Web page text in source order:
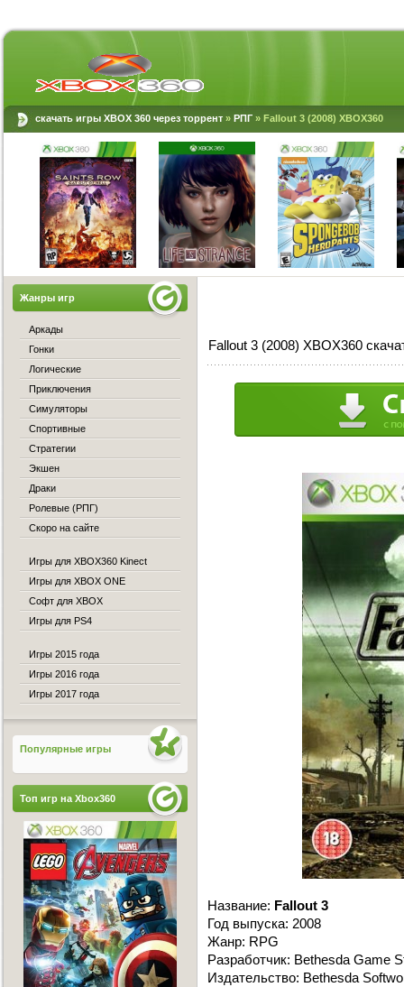
скачать игры XBOX 360 через торрент » РПГ » Fallout 3 (2008) XBOX360
Fallout 3 (2008) XBOX360
Название: Fallout 3
Год выпуска: 2008
Жанр: RPG
Разработчик: Bethesda Game
Издательство: Bethesda
Жанры игр
Аркады
Гонки
Логические
Приключения
Симуляторы
Спортивные
Стратегии
Экшен
Драки
Ролевые (РПГ)
Скоро на сайте
Игры для XBOX360 Kinect
Игры для XBOX ONE
Софт для XBOX
Игры для PS4
Игры 2015 года
Игры 2016 года
Игры 2017 года
Популярные игры
Топ игр на Xbox360